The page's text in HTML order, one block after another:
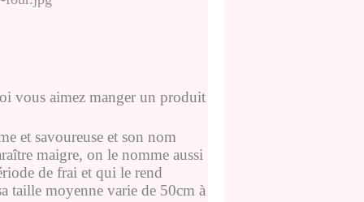
vous aimez manger un produit
et savoureuse et son nom
maigre, on le nomme aussi
de frai et qui le rend
taille moyenne varie de 50cm à